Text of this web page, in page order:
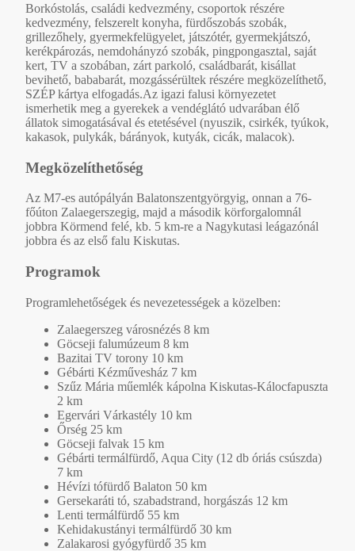
Borkóstolás, családi kedvezmény, csoportok részére
kedvezmény, felszerelt konyha, fürdőszobás szobák,
grillezőhely, gyermekfelügyelet, játszótér, gyermekjátszó,
kerékpározás, nemdohányzó szobák, pingpongasztal, saját
kert, TV a szobában, zárt parkoló, családbarát, kisállat
bevihető, bababarát, mozgássérültek részére megközelíthető,
SZÉP kártya elfogadás.Az igazi falusi környezetet
ismerhetik meg a gyerekek a vendéglátó udvarában élő
állatok simogatásával és etetésével (nyuszik, csirkék, tyúkok,
kakasok, pulykák, bárányok, kutyák, cicák, malacok).
Megközelíthetőség
Az M7-es autópályán Balatonszentgyörgyig, onnan a 76-
főúton Zalaegerszegig, majd a második körforgalomnál
jobbra Körmend felé, kb. 5 km-re a Nagykutasi leágazónál
jobbra és az első falu Kiskutas.
Programok
Programlehetőségek és nevezetességek a közelben:
Zalaegerszeg városnézés 8 km
Göcseji falumúzeum 8 km
Bazitai TV torony 10 km
Gébárti Kézművesház 7 km
Szűz Mária műemlék kápolna Kiskutas-Kálocfapuszta
2 km
Egervári Várkastély 10 km
Őrség 25 km
Göcseji falvak 15 km
Gébárti termálfürdő, Aqua City (12 db óriás csúszda)
7 km
Hévízi tófürdő Balaton 50 km
Gersekaráti tó, szabadstrand, horgászás 12 km
Lenti termálfürdő 55 km
Kehidakustányi termálfürdő 30 km
Zalakarosi gyógyfürdő 35 km